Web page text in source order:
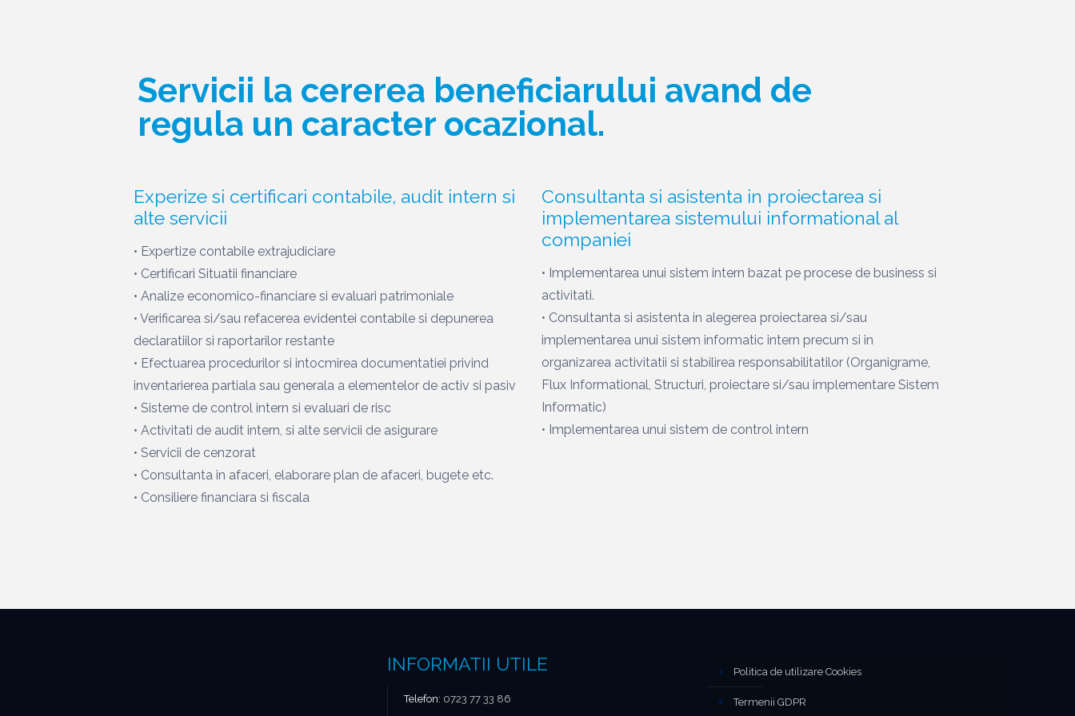
Servicii la cererea beneficiarului avand de
regula un caracter ocazional.
Experize si certificari contabile, audit intern si
alte servicii
• Expertize contabile extrajudiciare
• Certificari Situatii financiare
• Analize economico-financiare si evaluari patrimoniale
• Verificarea si/sau refacerea evidentei contabile si depunerea
declaratiilor si raportarilor restante
• Efectuarea procedurilor si intocmirea documentatiei privind
inventarierea partiala sau generala a elementelor de activ si pasiv
• Sisteme de control intern si evaluari de risc
• Activitati de audit intern, si alte servicii de asigurare
• Servicii de cenzorat
• Consultanta in afaceri, elaborare plan de afaceri, bugete etc.
• Consiliere financiara si fiscala
Consultanta si asistenta in proiectarea si
implementarea sistemului informational al
companiei
• Implementarea unui sistem intern bazat pe procese de business si
activitati.
• Consultanta si asistenta in alegerea proiectarea si/sau
implementarea unui sistem informatic intern precum si in
organizarea activitatii si stabilirea responsabilitatilor (Organigrame,
Flux Informational, Structuri, proiectare si/sau implementare Sistem
Informatic)
• Implementarea unui sistem de control intern
INFORMATII UTILE
Telefon: 0723 77 33 86
Politica de utilizare Cookies
Termenii GDPR